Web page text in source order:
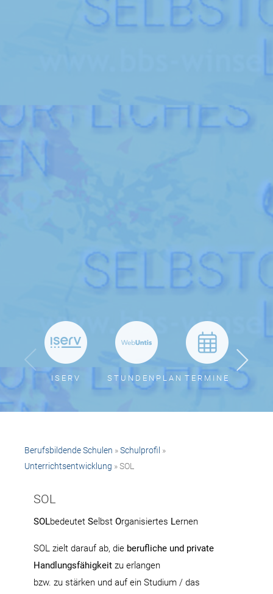
ISERV STUNDENPLAN TERMINE
Berufsbildende Schulen »Schulprofil »
Unterrichtsentwicklung » SOL
SOL
SOLbedeutet Selbst Organisiertes Lernen
SOL zielt darauf ab, die berufliche und private
Handlungsfähigkeit zu erlangen
bzw. zu stärken und auf ein Studium / das